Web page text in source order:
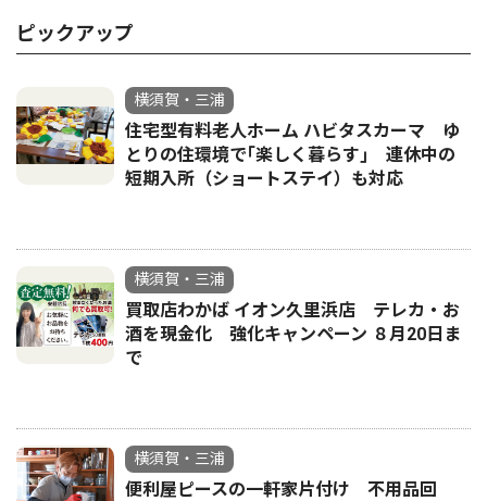
ピックアップ
横須賀・三浦
住宅型有料老人ホーム ハビタスカーマ ゆ
とりの住環境で｢楽しく暮らす｣ 連休中の
短期入所（ショートステイ）も対応
横須賀・三浦
買取店わかば イオン久里浜店 テレカ・お
酒を現金化 強化キャンペーン ８月20日ま
で
横須賀・三浦
便利屋ピースの一軒家片付け 不用品回